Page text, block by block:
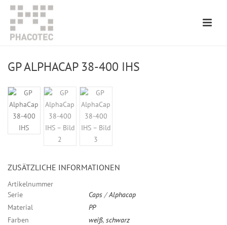
GP ALPHACAP 38-400 IHS
ZUSÄTZLICHE INFORMATIONEN
Artikelnummer
Serie
Caps /Alphacap
Material
PP
Farben
weiß, schwarz